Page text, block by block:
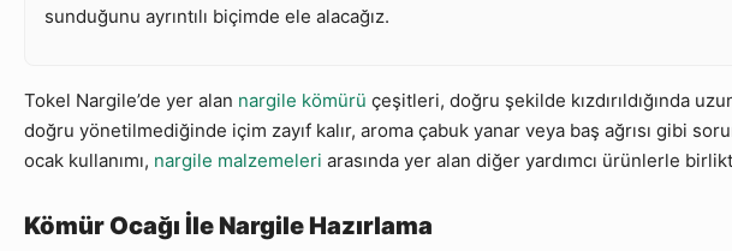
sunduğunu ayrıntılı biçimde ele alacağız.
Tokel Nargile’de yer alan nargile kömürü çeşitleri, doğru şekilde kızdırıldığında
doğru yönetilmediğinde içim zayıf kalır, aroma çabuk yanar veya baş ağrısı gibi
ocak kullanımı, nargile malzemeleri arasında yer alan diğer yardımcı ürünlerle
Kömür Ocağı İle Nargile Hazırlama